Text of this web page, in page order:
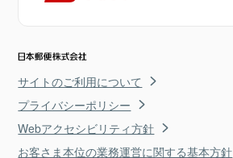
サイトのご利用について
プライバシーポリシー
Webアクセシビリティ方針
お客さま本位の業務運営に関する基本方針